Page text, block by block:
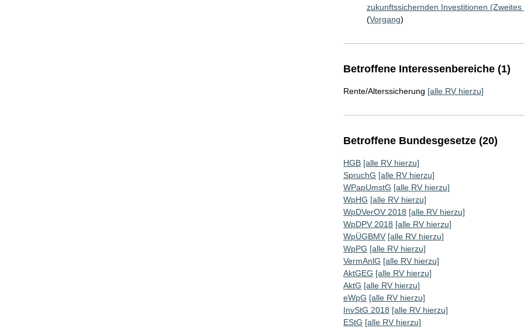
zukunftssichernden Investitionen
(Vorgang)
Betroffene Interessenbereiche (1)
Rente/Alterssicherung [alle RV hierzu]
Betroffene Bundesgesetze (20)
HGB [alle RV hierzu]
SpruchG [alle RV hierzu]
WPapUmstG [alle RV hierzu]
WpHG [alle RV hierzu]
WpDVerOV 2018 [alle RV hierzu]
WpDPV 2018 [alle RV hierzu]
WpÜGBMV [alle RV hierzu]
WpPG [alle RV hierzu]
VermAnlG [alle RV hierzu]
AktGEG [alle RV hierzu]
AktG [alle RV hierzu]
eWpG [alle RV hierzu]
InvStG 2018 [alle RV hierzu]
EStG [alle RV hierzu]